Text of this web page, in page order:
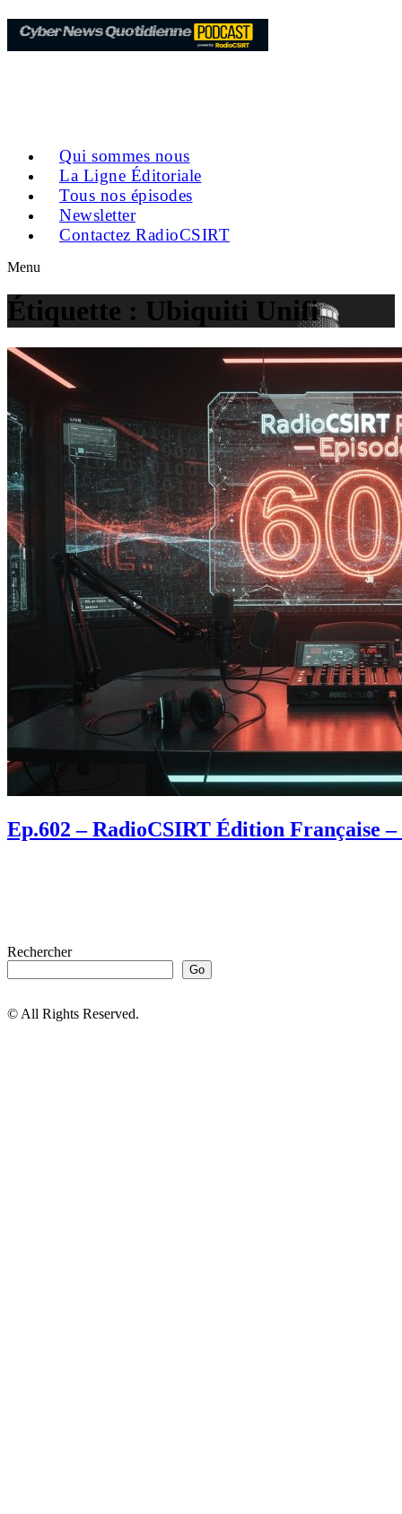
Qui sommes nous
La Ligne Éditoriale
Tous nos épisodes
Newsletter
Contactez RadioCSIRT
Menu
Étiquette : Ubiquiti Unifi
Ep.602 – RadioCSIRT Édition Française
Rechercher
Go
© All Rights Reserved.